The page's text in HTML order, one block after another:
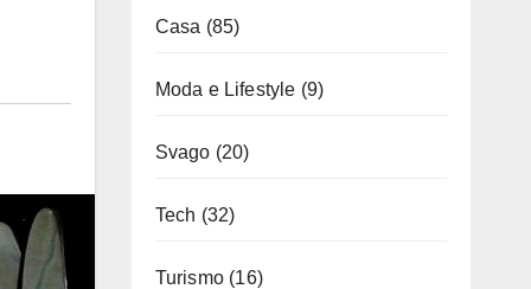
Casa (85)
Moda e Lifestyle (9)
Svago (20)
Tech (32)
Turismo(16)